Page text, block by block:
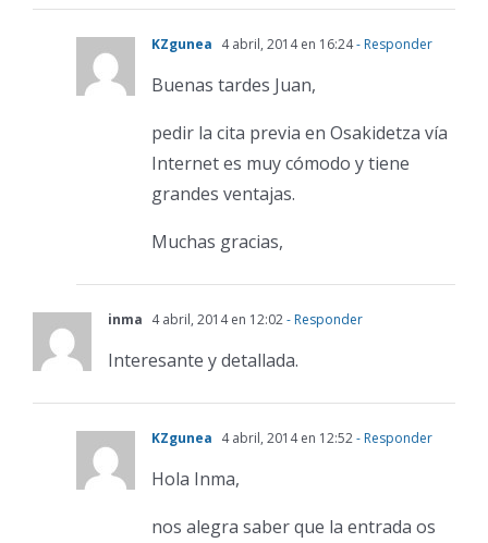
KZgunea 4 abril, 2014 en 16:24- Responder
Buenas tardes Juan,
pedir la cita previa en Osakidetza vía
Internet es muy cómodo y tiene
grandes ventajas.
Muchas gracias,
inma 4 abril, 2014 en 12:02- Responder
Interesante y detallada.
KZgunea 4 abril, 2014 en 12:52- Responder
Hola Inma,
nos alegra saber que la entrada os